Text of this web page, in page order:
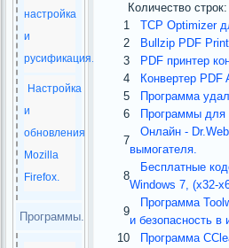
настройка
и
русификация.
Настройка
и
обновления
Mozilla
Firefox.
Программы.
Количество строк:
1
TCP Optimizer
2
Bullzip PDF
3
PDF принтер
4
Конвертер PDF
5
Программа
6
Программы для
7
Онлайн -
вымогателя.
8
Бесплатные
Windows 7, (x32-
9
Программа
и безопасность в
10
Программа